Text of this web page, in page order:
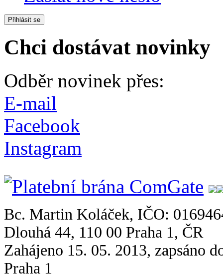
Chci dostávat novinky
Odběr novinek přes:
E-mail
Facebook
Instagram
Bc. Martin Koláček, IČO:
Dlouhá 44, 110 00 Praha 1, ČR
Zahájeno 15. 05. 2013, zapsáno
Praha 1